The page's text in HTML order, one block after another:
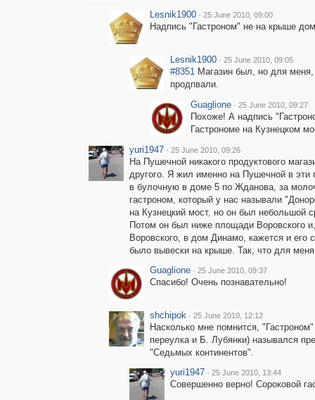
Lesnik1900 · 25 June 2010, 09:00
Надпись "Гастроном" не на крыше
Lesnik1900 · 25 June 2010, 09:05
#8351Магазин был, но для меня,
продпвали.
Guaglione · 25 June 2010, 09:27
Похоже! А надпись
Гастрономе на Кузнецком
yuri1947 · 25 June 2010, 09:26
На Пушечной никакого продуктового
другого. Я жил именно на Пушечной в
в булочную в доме 5 по Жданова, за
гастроном, который у нас называли
на Кузнецкий мост, но он был небольшой
Потом он был ниже площади Воровского
Воровского, в дом Динамо, кажется и его
было вывески на крыше. Так, что для меня
Guaglione · 25 June 2010, 09:37
Спасибо! Очень познавательно!
shchipok · 25 June 2010, 12:12
Насколько мне помнится,
переулка и Б. Лубянки) назывался
"Седьмых континентов".
yuri1947 · 25 June 2010, 13:44
Совершенно верно! Сороковой